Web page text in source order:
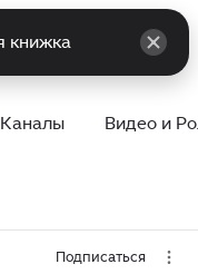
Каналы Видео и
Подписаться